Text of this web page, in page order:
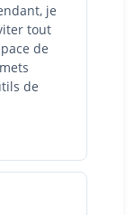
je
tout
de
de